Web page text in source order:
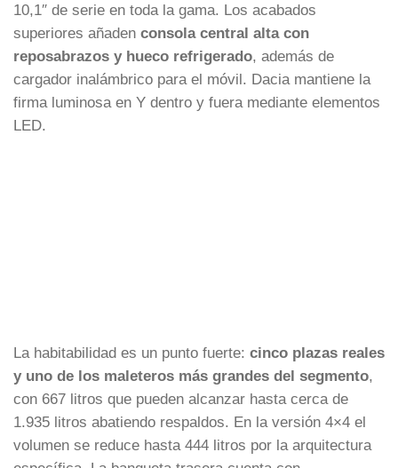
10,1″ de serie en toda la gama. Los acabados
superiores añaden consola central alta con
reposabrazos y hueco refrigerado, además de
cargador inalámbrico para el móvil. Dacia mantiene la
firma luminosa en Y dentro y fuera mediante elementos
LED.
La habitabilidad es un punto fuerte: cinco plazas reales
y uno de los maleteros más grandes del segmento,
con 667 litros que pueden alcanzar hasta cerca de
1.935 litros abatiendo respaldos. En la versión 4×4 el
volumen se reduce hasta 444 litros por la arquitectura